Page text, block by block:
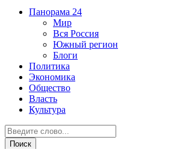
Панорама 24
Мир
Вся Россия
Южный регион
Блоги
Политика
Экономика
Общество
Власть
Культура